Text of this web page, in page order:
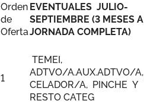
Orden
de
Oferta
EVENTUALES JULIO-
SEPTIEMBRE (3 MESES A
JORNADA COMPLETA)
1
TEMEI,
ADTVO/A.AUX.ADTVO/A,
CELADOR/A, PINCHE Y
RESTO CATEG